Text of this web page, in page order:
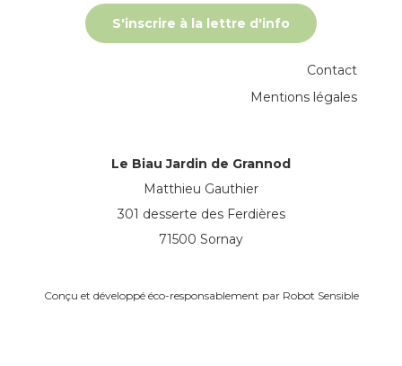
Le Biau Jardin de Grannod
Matthieu Gauthier
301 desserte des Ferdières
71500 Sornay
S'inscrire à la lettre d'info
Contact
Mentions légales
Conçu et développé éco-responsablement par Robot Sensible